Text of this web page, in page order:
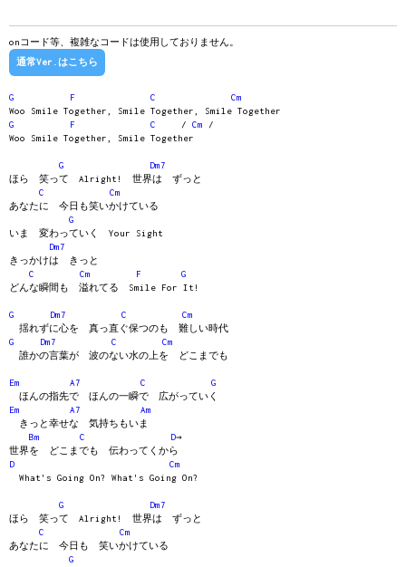
onコード等、複雑なコードは使用しておりません。
通常Ver.はこちら
G F C
Cm
Woo Smile Together, Smile Together, Smile Together
G
F C / Cm /
Woo Smile Together, Smile Together
G
Dm7
ほら 笑って Alright! 世界は ずっと
C
Cm
あなたに 今日も笑いかけている
G
いま 変わっていく Your Sight
Dm7
きっかけは きっと
C
Cm F
G
どんな瞬間も 溢れてる Smile For It!
G Dm7 C
Cm
揺れずに心を 真っ直ぐ保つのも 難しい時代
G
Dm7 C
Cm
誰かの言葉が 波のない水の上を どこまでも
Em A7 C
G
ほんの指先で ほんの一瞬で 広がっていく
Em
A7
Am
きっと幸せな 気持ちもいま
Bm
C D→
世界を どこまでも 伝わってくから
D
Cm
What's Going On? What's Going On?
G
Dm7
ほら 笑って Alright! 世界は ずっと
C
Cm
あなたに 今日も 笑いかけている
G